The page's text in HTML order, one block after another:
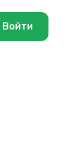
Войти